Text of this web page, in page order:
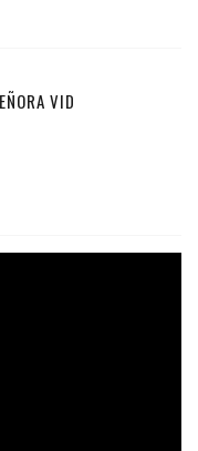
VID